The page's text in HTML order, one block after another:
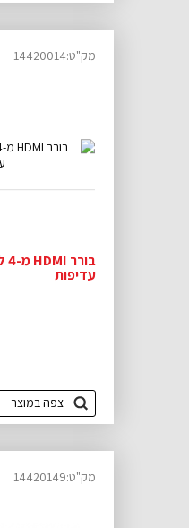
עדיפות
צפה במוצר
מק"ט:14420014
מק"ט:14420149